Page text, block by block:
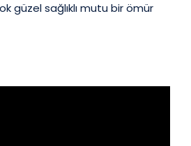
güzel sağlıklı mutu bir ömür